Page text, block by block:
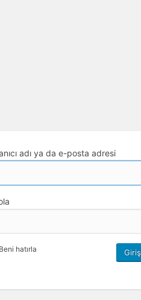
adı ya da e-posta adresi
Beni hatırla